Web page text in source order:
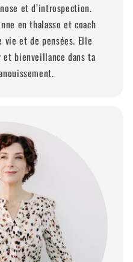
et d’introspection.
en thalasso et coach
vie et de pensées. Elle
et bienveillance dans ta